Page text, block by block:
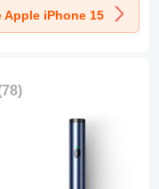
Apple iPhone 15